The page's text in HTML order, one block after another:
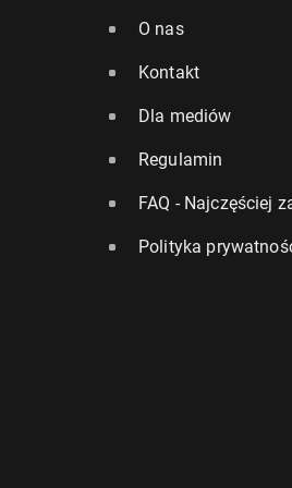
O nas
Kontakt
Dla mediów
Regulamin
Polityka